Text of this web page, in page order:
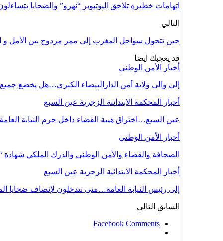
اتهامات خطيرة تلاحق اليوتيوبر “نهرو” والضحايا
التالي
حين تتحول سواحل المغرب إلى ممر مزدوج بين الأمل و
قد يعجبك ايضا
أخبار الأمن الوطني
إلى والي ولاية أمن الدارالبيضاء الكبرى…هل يخضع
أخبار المحكمة الابتدائية الزجرية عين السبع
عين السبع…اختراق هيبة القضاء داخل حرم النيابة
أخبار الأمن الوطني
الصحافة والقضاء والأمن الوطني والدرك الملكي شهادة
أخبار المحكمة الابتدائية الزجرية عين السبع
إلى رئيس النيابة العامة…متى تتدخلون لإنصاف ضحايا
السابق التالي
Facebook Comments